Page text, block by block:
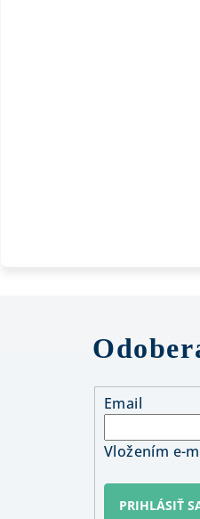
Email
Vložením e-
PRIHLÁSIŤ